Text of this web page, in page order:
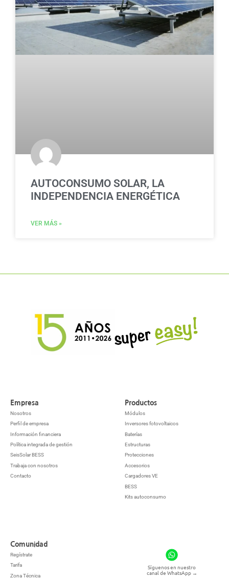
AUTOCONSUMO SOLAR, LA
INDEPENDENCIA ENERGÉTICA
VER MÁS »
Empresa
Nosotros
Perfil de empresa
Información financiera
Política integrada de gestión
SeisSolar BESS
Trabaja con nosotros
Contacto
Productos
Módulos
Inversores fotovoltaicos
Baterías
Estructuras
Protecciones
Accesorios
Cargadores VE
BESS
Kits autoconsumo
Comunidad
Regístrate
Tarifa
Zona Técnica
Síguenos en nuestro
canal de WhatsApp →